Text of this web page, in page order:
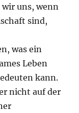
wir uns, wenn
sind,
was ein
Leben
kann.
nicht auf der